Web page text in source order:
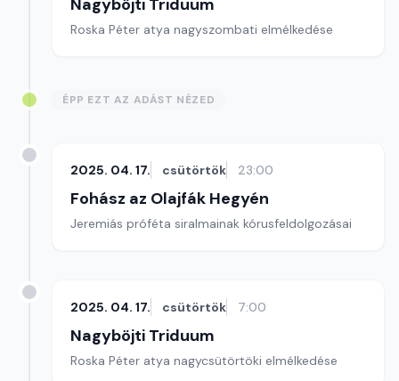
Nagyböjti Triduum
Roska Péter atya nagyszombati elmélkedése
ÉPP EZT AZ ADÁST NÉZED
2025. 04. 17. csütörtök 23:00
Fohász az Olajfák Hegyén
Jeremiás próféta siralmainak kórusfeldolgozásai
2025. 04. 17. csütörtök 7:00
Nagyböjti Triduum
Roska Péter atya nagycsütörtöki elmélkedése